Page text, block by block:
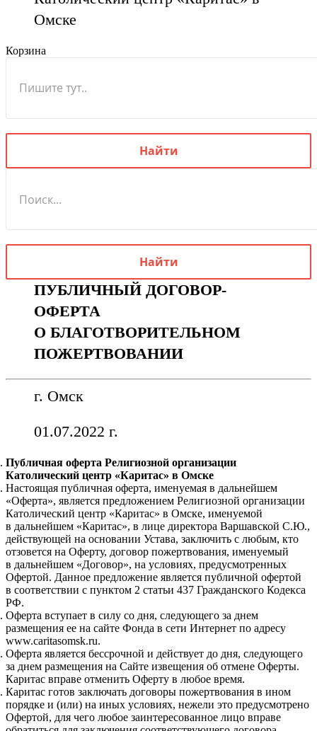
Омске
Корзина
ПУБЛИЧНЫЙ ДОГОВОР-
ОФЕРТА
О БЛАГОТВОРИТЕЛЬНОМ
ПОЖЕРТВОВАНИИ
г. Омск
01.07.2022 г.
Публичная оферта Религиозной организации
Католический центр «Каритас» в Омске
Настоящая публичная оферта, именуемая в дальнейшем
«Оферта», является предложением Религиозной организации
Католический центр «Каритас» в Омске, именуемой
в дальнейшем «Каритас», в лице директора Варшавской С.Ю.,
действующей на основании Устава, заключить с любым, кто
отзовется на Оферту, договор пожертвования, именуемый
в дальнейшем «Договор», на условиях, предусмотренных
Офертой. Данное предложение является публичной офертой
в соответствии с пунктом 2 статьи 437 Гражданского Кодекса
РФ.
Оферта вступает в силу со дня, следующего за днем
размещения ее на сайте Фонда в сети Интернет по адресу
www.caritasomsk.ru.
Оферта является бессрочной и действует до дня, следующего
за днем размещения на Сайте извещения об отмене Оферты.
Каритас вправе отменить Оферту в любое время.
Каритас готов заключать договоры пожертвования в ином
порядке и (или) на иных условиях, нежели это предусмотрено
Офертой, для чего любое заинтересованное лицо вправе